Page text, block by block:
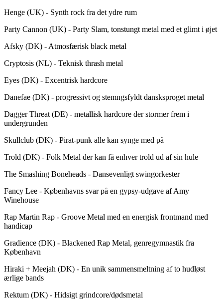
Henge (UK) - Synth rock fra det ydre rum
Party Cannon (UK) - Party Slam, tonstungt metal med et glimt i øjet
Afsky (DK) - Atmosfærisk black metal
Cryptosis (NL) - Teknisk thrash metal
Eyes (DK) - Excentrisk hardcore
Danefae (DK) - progressivt og stemngsfyldt dansksproget metal
Dagger Threat (DE) - metallisk hardcore der stormer frem i
undergrunden
Skullclub (DK) - Pirat-punk alle kan synge med på
Trold (DK) - Folk Metal der kan få enhver trold ud af sin hule
The Smashing Boneheads - Dansevenligt swingorkester
Fancy Lee - Københavns svar på en gypsy-udgave af Amy
Winehouse
Rap Martin Rap - Groove Metal med en energisk frontmand med
handicap
Gradience (DK) - Blackened Rap Metal, genregymnastik fra
København
Hiraki + Meejah (DK) - En unik sammensmeltning af to hudløst
ærlige bands
Rektum (DK) - Hidsigt grindcore/dødsmetal